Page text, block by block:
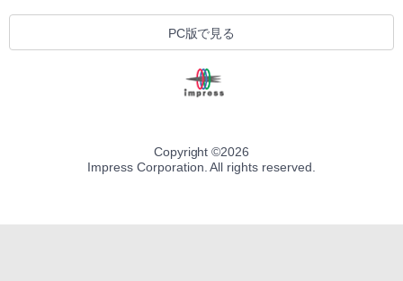
PC版で見る
Copyright ©2026
Impress Corporation. All rights reserved.